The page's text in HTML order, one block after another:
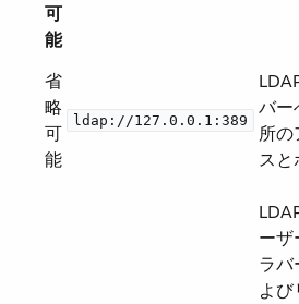
可
能
省
略
可
能
ldap://127.0.0.1:389
バー
所の
スと
ーザ
ラバ
よ